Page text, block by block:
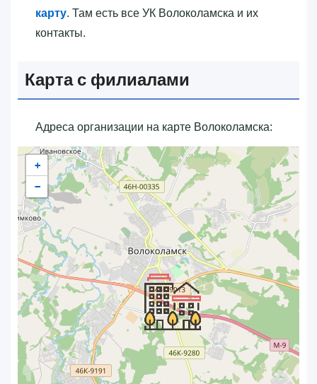
карту. Там есть все УК Волоколамска и их
контакты.
Карта с филиалами
Адреса организации на карте Волоколамска:
+
−